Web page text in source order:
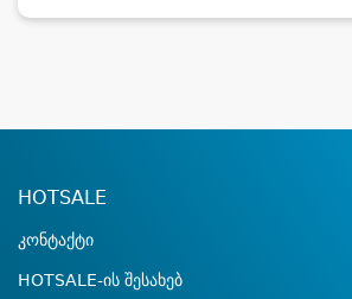
HOTSALE
კონტაქტი
HOTSALE-ის შესახებ